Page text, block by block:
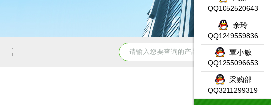
6ES7331-7KF02-0AB0SIEMENS输入模块产品示意图 DW-AS-623-
QQ1052520643
余玲
QQ1249559836
覃小敏
QQ1255096653
采购部
QQ3211299319